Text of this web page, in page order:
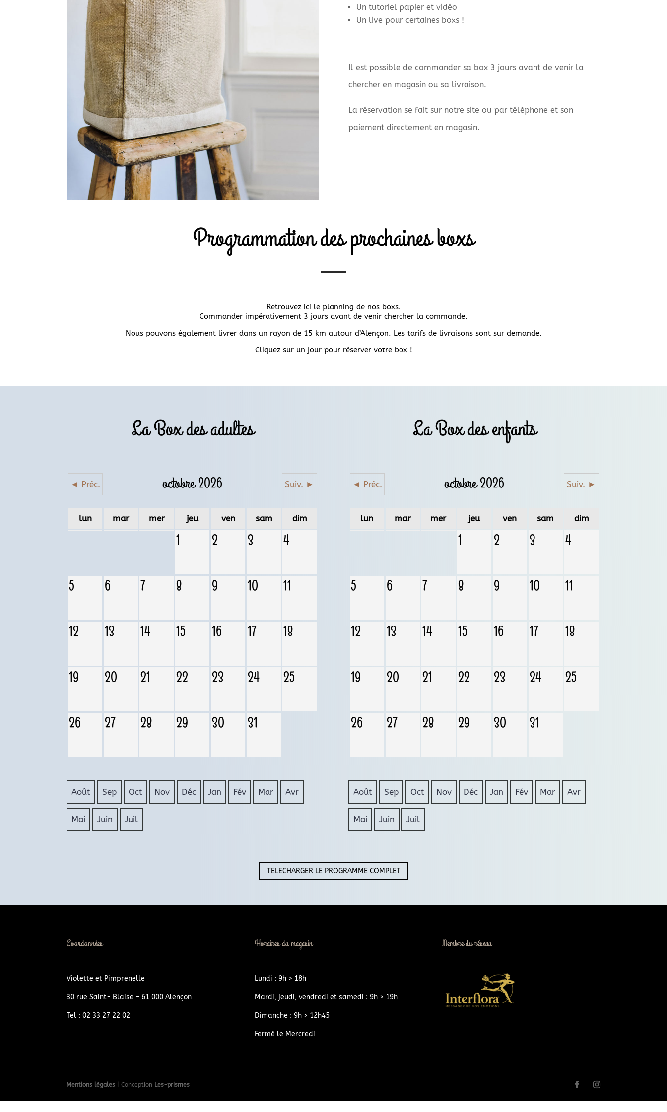
Un tutoriel papier et vidéo
Un live pour certaines boxs !
Il est possible de commander sa box 3 jours avant de venir la
chercher en magasin ou sa livraison.
La réservation se fait sur notre site ou par téléphone et son
paiement directement en magasin.
Programmation des prochaines boxs
Retrouvez ici le planning de nos boxs.
Commander impérativement 3 jours avant de venir chercher la commande.
Nous pouvons également livrer dans un rayon de 15 km autour d’Alençon. Les tarifs de livraisons sont sur demande.
Cliquez sur un jour pour réserver votre box !
La Box des adultes La Box des enfants
◄ Préc. octobre 2026 Suiv. ►
lun mar mer jeu ven sam dim
1 2 3 4
5 6 7 8 9 10 11
12 13 14 15 16 17 18
19 20 21 22 23 24 25
26 27 28 29 30 31
Août Sep Oct Nov Déc Jan Fév Mar Avr
Mai Juin Juil
◄ Préc. octobre 2026 Suiv. ►
lun mar mer jeu ven sam dim
1 2 3 4
5 6 7 8 9 10 11
12 13 14 15 16 17 18
19 20 21 22 23 24 25
26 27 28 29 30 31
Août Sep Oct Nov Déc Jan Fév Mar Avr
Mai Juin Juil
TELECHARGER LE PROGRAMME COMPLET
Coordonnées
Violette et Pimprenelle
30 rue Saint- Blaise – 61 000 Alençon
Tel : 02 33 27 22 02
Horaires du magasin
Lundi : 9h > 18h
Mardi, jeudi, vendredi et samedi : 9h > 19h
Dimanche : 9h > 12h45
Fermé le Mercredi
Membre du réseau
Mentions légales | Conception Les-prismes